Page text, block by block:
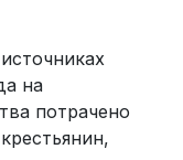
на
потрачено